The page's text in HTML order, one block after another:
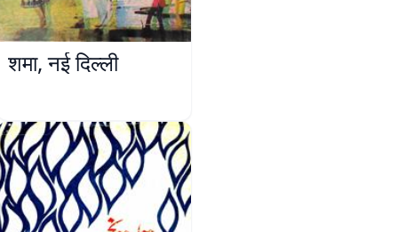
शमा, नई दिल्ली